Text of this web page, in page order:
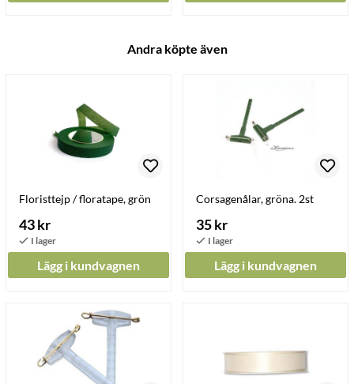
Andra köpte även
Floristtejp / floratape, grön
43 kr
Lägg i kundvagnen
Corsagenålar, gröna. 2st
35 kr
Lägg i kundvagnen